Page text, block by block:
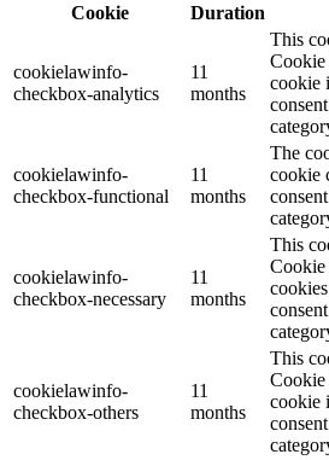
Cookie
Duration
cookielawinfo-
checkbox-analytics
11
months
This
Cookie
cookie
cookielawinfo-
checkbox-functional
11
months
The
cookie
cookielawinfo-
checkbox-necessary
11
months
This
Cookie
cookielawinfo-
checkbox-others
11
months
This
Cookie
cookie